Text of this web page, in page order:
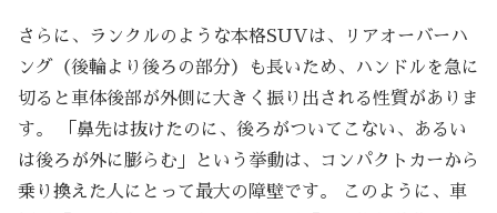
さらに、ランクルのような本格SUVは、リアオーバーハ
ング（後輪より後ろの部分）も長いため、ハンドルを急に
切ると車体後部が外側に大きく振り出される性質がありま
す。 「鼻先は抜けたのに、後ろがついてこない、あるい
は後ろが外に膨らむ」という挙動は、コンパクトカーから
乗り換えた人にとって最大の障壁です。 このように、車